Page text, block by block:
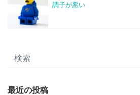
調子が悪い
最近の投稿